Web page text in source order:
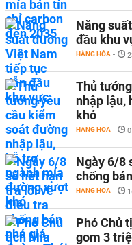
Năng
đầu khu
HÀNG HÓA -
Thủ
nhập lậu,
khó
HÀNG HÓA -
Ngày 6/8
chống
HÀNG HÓA -
Phó Chủ
gom 3